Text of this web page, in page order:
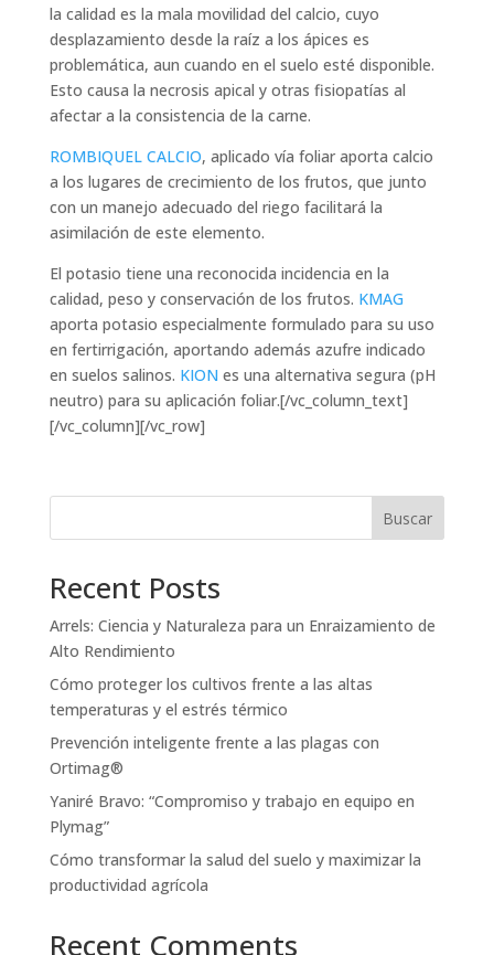
la calidad es la mala movilidad del calcio, cuyo
desplazamiento desde la raíz a los ápices es
problemática, aun cuando en el suelo esté disponible.
Esto causa la necrosis apical y otras fisiopatías al
afectar a la consistencia de la carne.
ROMBIQUEL CALCIO, aplicado vía foliar aporta calcio
a los lugares de crecimiento de los frutos, que junto
con un manejo adecuado del riego facilitará la
asimilación de este elemento.
El potasio tiene una reconocida incidencia en la
calidad, peso y conservación de los frutos. KMAG
aporta potasio especialmente formulado para su uso
en fertirrigación, aportando además azufre indicado
en suelos salinos. KION es una alternativa segura (pH
neutro) para su aplicación foliar.[/vc_column_text]
[/vc_column][/vc_row]
Buscar
Recent Posts
Arrels: Ciencia y Naturaleza para un Enraizamiento de
Alto Rendimiento
Cómo proteger los cultivos frente a las altas
temperaturas y el estrés térmico
Prevención inteligente frente a las plagas con
Ortimag®
Yaniré Bravo: “Compromiso y trabajo en equipo en
Plymag”
Cómo transformar la salud del suelo y maximizar la
productividad agrícola
Recent Comments